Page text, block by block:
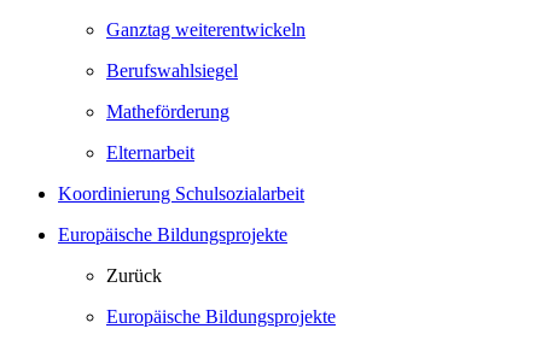
Ganztag weiterentwickeln
Berufswahlsiegel
Matheförderung
Elternarbeit
Koordinierung Schulsozialarbeit
Europäische Bildungsprojekte
Zurück
Europäische Bildungsprojekte